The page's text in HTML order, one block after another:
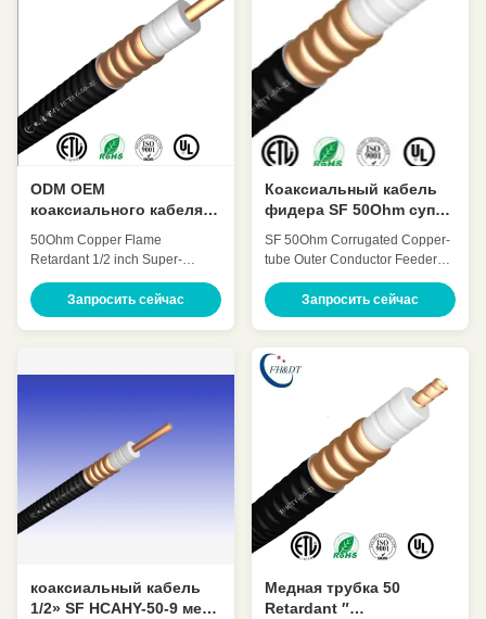
ODM OEM
коаксиального кабеля
супер гибкий
50Ohm Copper Flame
Retardant 1/2 inch Super-
flexible coaxial cable(SF
1/2″retardant) HCAHYZ-50-9
Quick Detail: Low Attenuation
environmental performance
Description: Flexible radio
frequency ...
Запросить сейчас
Коаксиальный кабель
фидера SF 50Ohm супер
HHTAY-50-21
SF 50Ohm Corrugated Copper-
tube Outer Conductor Feeder
coaxial cable 7/8 Inch(7/8″)
HHTAY-50-21 Quick Detail: Low
Attenuation Low VSWR, High
Excellent environmental
performance Excellent
Mechanical Performance
Customized Cable Description:
A feeder is a transmission ...
Запросить сейчас
коаксиальный кабель
1/2» SF HCAHY-50-9 меди
Медная трубка 50
Retardant ″